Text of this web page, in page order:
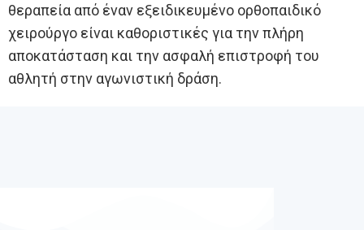
θεραπεία από έναν εξειδικευμένο ορθοπαιδικό
χειρούργο είναι καθοριστικές για την πλήρη
αποκατάσταση και την ασφαλή επιστροφή του
αθλητή στην αγωνιστική δράση.